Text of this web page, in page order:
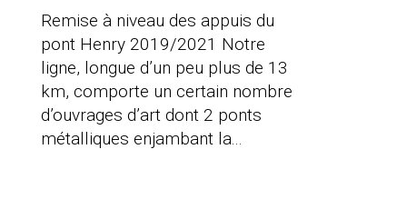
Remise à niveau des appuis du
pont Henry 2019/2021 Notre
ligne, longue d’un peu plus de 13
km, comporte un certain nombre
d’ouvrages d’art dont 2 ponts
métalliques enjambant la...